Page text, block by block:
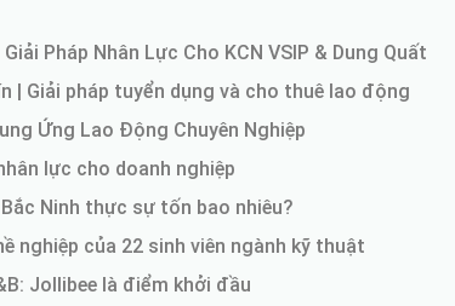
Pháp Nhân Lực Cho KCN VSIP & Dung Quất
| Giải pháp tuyển dụng và cho thuê lao động
Ứng Lao Động Chuyên Nghiệp
lực cho doanh nghiệp
Ninh thực sự tốn bao nhiêu?
nghiệp của 22 sinh viên ngành kỹ thuật
Jollibee là điểm khởi đầu